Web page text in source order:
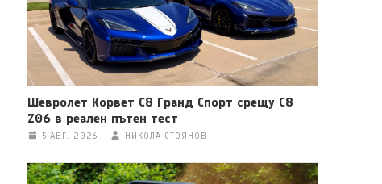
Шевролет Корвет C8 Гранд Спорт срещу C8
Z06 в реален пътен тест
5 АВГ. 2026 НИКОЛА СТОЯНОВ